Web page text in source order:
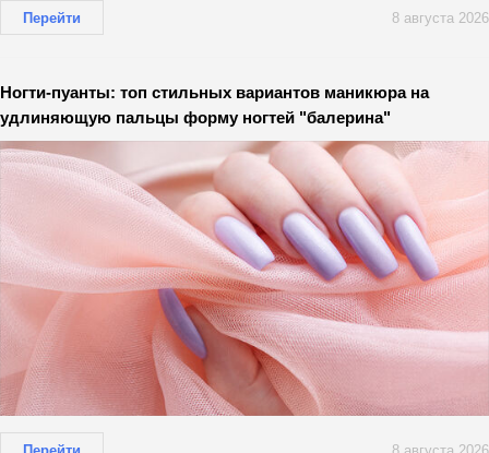
Перейти 8 августа 2026
Ногти-пуанты: топ стильных вариантов маникюра на
удлиняющую пальцы форму ногтей "балерина"
Перейти 8 августа 2026